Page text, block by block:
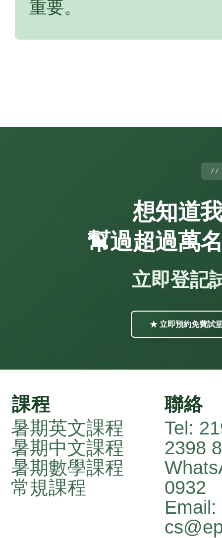
重要。
//
想知道
幫過超過萬
立即登記
★ 立即預約免費試
課程
暑期英文課程
暑期中文課程
暑期數學課程
常規課程
聯絡
Tel:
2398
0932
Email: